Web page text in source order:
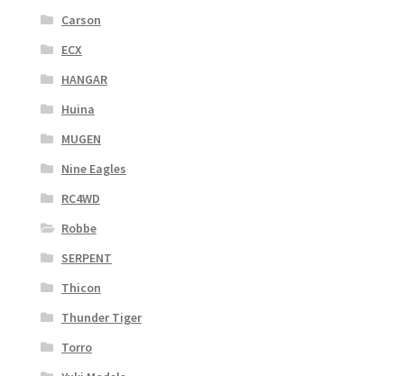
Carson
ECX
HANGAR
Huina
MUGEN
Nine Eagles
RC4WD
Robbe
SERPENT
Thicon
Thunder Tiger
Torro